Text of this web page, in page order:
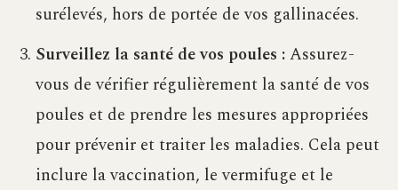
surélevés, hors de portée de vos gallinacées.
Surveillez la santé de vos poules :Assurez-
vous de vérifier régulièrement la santé de vos
poules et de prendre les mesures appropriées
pour prévenir et traiter les maladies. Cela peut
inclure la vaccination, le vermifuge et le